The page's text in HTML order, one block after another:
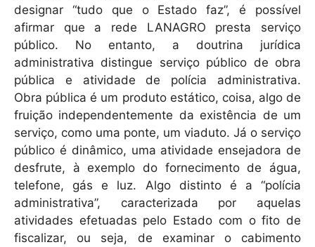
designar “tudo que o Estado faz”, é possível
afirmar que a rede LANAGRO presta serviço
público. No entanto, a doutrina jurídica
administrativa distingue serviço público de obra
pública e atividade de polícia administrativa.
Obra pública é um produto estático, coisa, algo de
fruição independentemente da existência de um
serviço, como uma ponte, um viaduto. Já o serviço
público é dinâmico, uma atividade ensejadora de
desfrute, à exemplo do fornecimento de água,
telefone, gás e luz. Algo distinto é a “polícia
administrativa”, caracterizada por aquelas
atividades efetuadas pelo Estado com o fito de
fiscalizar, ou seja, de examinar o cabimento